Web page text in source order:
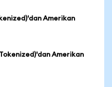
Amerikan
Amerikan